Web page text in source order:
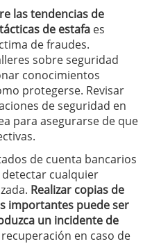
las tendencias de
de estafa es
de fraudes.
sobre seguridad
conocimientos
protegerse. Revisar
de seguridad en
para asegurarse de que
de cuenta bancarios
cualquier
Realizar copias de
importantes puede ser
un incidente de
en caso de